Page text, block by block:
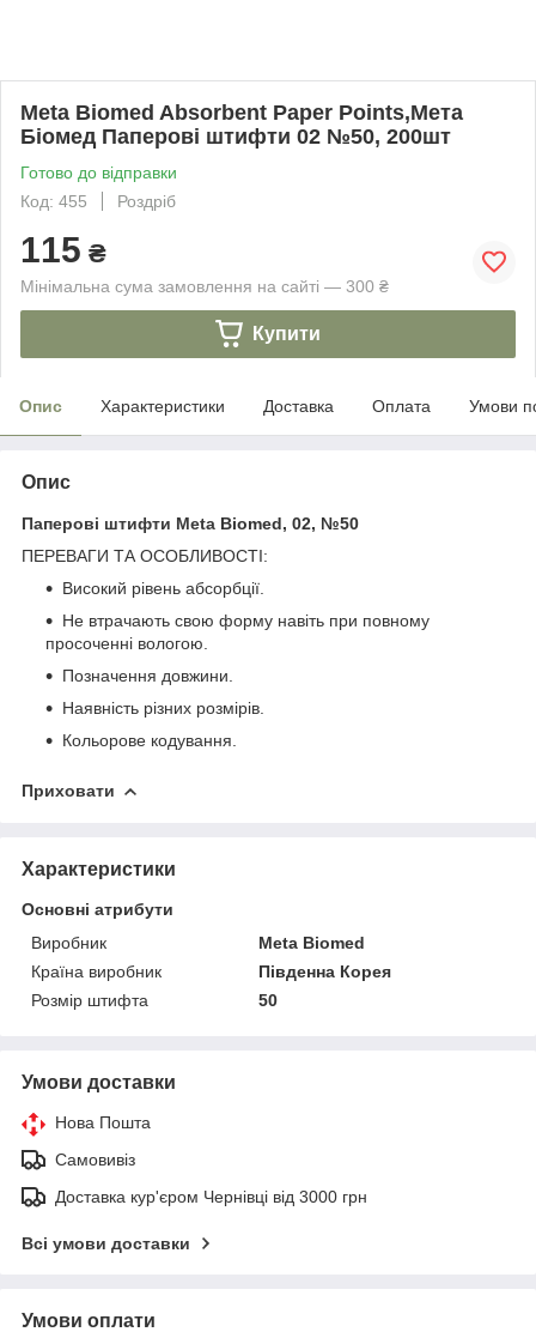
Meta Biomed Absorbent Paper Points,Мета
Біомед Паперові штифти 02 №50, 200шт
Готово до відправки
Код: 455
Роздріб
115 ₴
Мінімальна сума замовлення на сайті — 300 ₴
Купити
Опис Характеристики Доставка Оплата Умови
Опис
Паперові штифти Meta Biomed, 02, №50
ПЕРЕВАГИ ТА ОСОБЛИВОСТІ:
Високий рівень абсорбції.
Не втрачають свою форму навіть при повному
просоченні вологою.
Позначення довжини.
Наявність різних розмірів.
Кольорове кодування.
Приховати
Характеристики
Основні атрибути
Виробник
Meta Biomed
Країна виробник
Південна Корея
Розмір штифта
50
Умови доставки
Нова Пошта
Самовивіз
Доставка кур'єром Чернівці від 3000 грн
Всі умови доставки
Умови оплати